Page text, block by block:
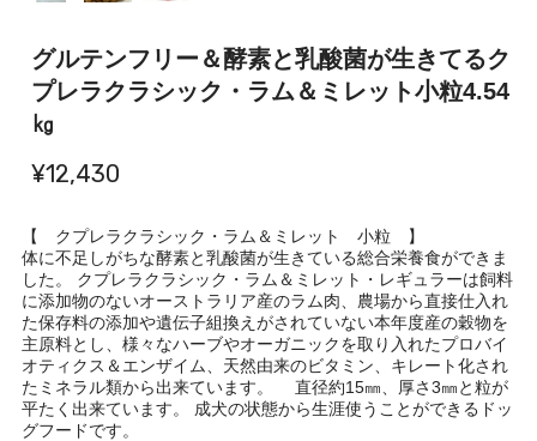
グルテンフリー＆酵素と乳酸菌が生きてるク
プレラクラシック・ラム＆ミレット小粒4.54
㎏
¥12,430
【 クプレラクラシック・ラム＆ミレット 小粒 】
体に不足しがちな酵素と乳酸菌が生きている総合栄養食ができま
した。 クプレラクラシック・ラム＆ミレット・レギュラーは飼料
に添加物のないオーストラリア産のラム肉、農場から直接仕入れ
た保存料の添加や遺伝子組換えがされていない本年度産の穀物を
主原料とし、様々なハーブやオーガニックを取り入れたプロバイ
オティクス＆エンザイム、天然由来のビタミン、キレート化され
たミネラル類から出来ています。 直径約15㎜、厚さ3㎜と粒が
平たく出来ています。 成犬の状態から生涯使うことができるドッ
グフードです。